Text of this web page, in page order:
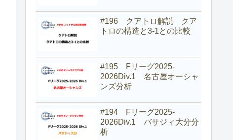
#196 クアトロ解説 クア
トロの構造と3-1との比較
#195 Fリーグ2025-
2026Div.1 名古屋オーシャ
ンズ分析
#194 Fリーグ2025-
2026Div.1 バサジィ大分分
析